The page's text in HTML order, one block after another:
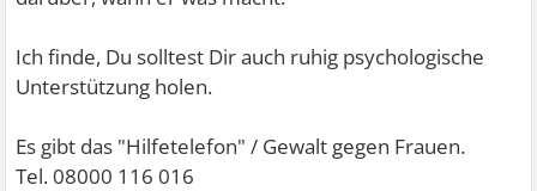
Ich finde, Du solltest Dir auch ruhig psychologische
Unterstützung holen.
Es gibt das "Hilfetelefon" / Gewalt gegen Frauen.
Tel. 08000 116 016